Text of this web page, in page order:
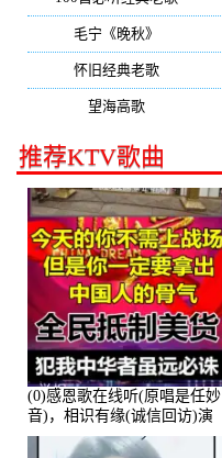
毛宁《晚秋》
怀旧经典老歌
望海高歌
推荐KTV歌曲
(0)感恩歌在线听(原唱是任妙
音)，相识有缘(诚信回访)演
唱点播:161288次